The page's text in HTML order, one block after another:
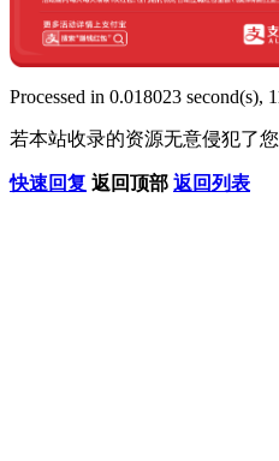
Processed in 0.018023 second(s),
若本站收录的资源无意侵犯了
快速回复 返回顶部 返回列表